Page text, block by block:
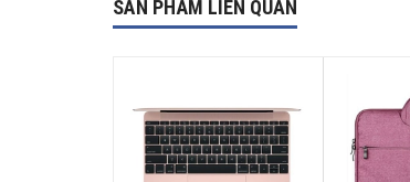
SẢN PHẨM LIÊN QUAN